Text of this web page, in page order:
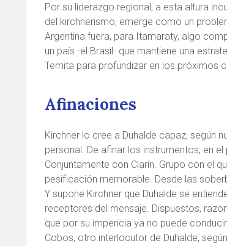
Por su liderazgo regional, a esta altura
del kirchnerismo, emerge como un
Argentina fuera, para Itamaraty, algo
un país -el Brasil- que mantiene una
Temita para profundizar en los próximos
Afinaciones
Kirchner lo cree a Duhalde capaz, según
personal. De afinar los instrumentos, en
Conjuntamente con Clarín. Grupo con el
pesificación memorable. Desde las
Y supone Kirchner que Duhalde se
receptores del mensaje. Dispuestos,
que por su impericia ya no puede
Cobos, otro interlocutor de Duhalde,